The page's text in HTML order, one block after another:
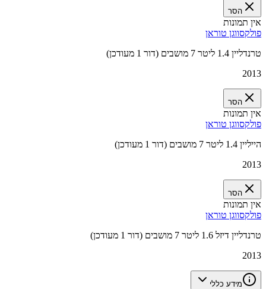
הסר
אין תמונות
פולקסווגן טוראן
טרנדליין 1.4 ליטר 7 מושבים (דור 1 מעודכן)
2013
הסר
אין תמונות
פולקסווגן טוראן
הייליין 1.4 ליטר 7 מושבים (דור 1 מעודכן)
2013
הסר
אין תמונות
פולקסווגן טוראן
טרנדליין דיזל 1.6 ליטר 7 מושבים (דור 1 מעודכן)
2013
מידע כללי